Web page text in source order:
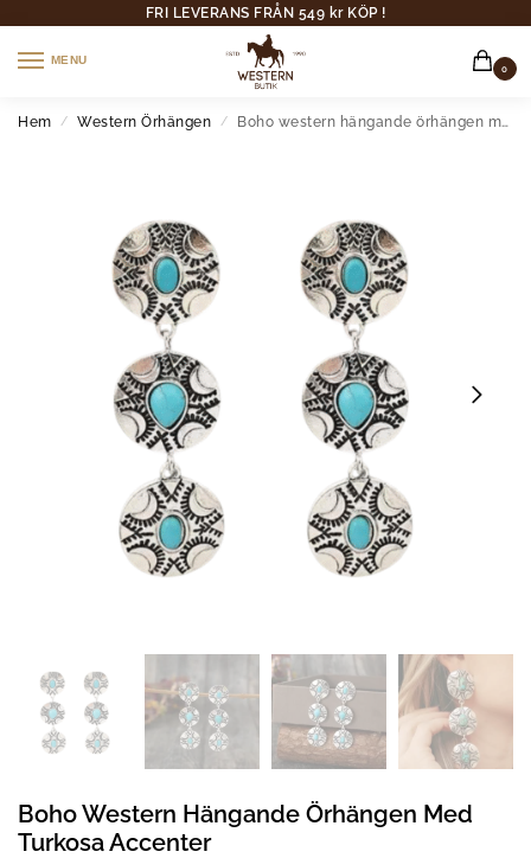
FRI LEVERANS FRÅN 549 kr KÖP !
MENU
0
Hem / Western Örhängen / Boho western hängande örhängen med turkosa accenter
Boho Western Hängande Örhängen Med
Turkosa Accenter